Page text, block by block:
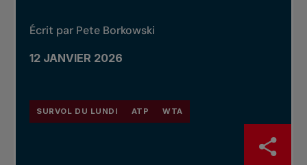
Écrit par Pete Borkowski
12 JANVIER 2026
SURVOL DU LUNDI ATP WTA